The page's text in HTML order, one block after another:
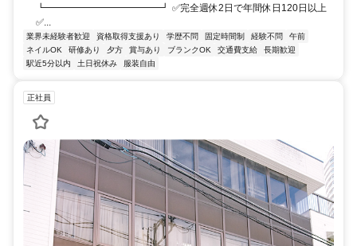
┗━━━━━━━━━━━━┛ ✅完全週休2日で年間休日120日以上
✅...
業界未経験者歓迎 資格取得支援あり 学歴不問 固定時間制 経験不問
午前
ネイルOK
研修あり 夕方 賞与あり ブランクOK 交通費支給
長期歓迎
駅近5分以内
土日祝休み 服装自由
正社員